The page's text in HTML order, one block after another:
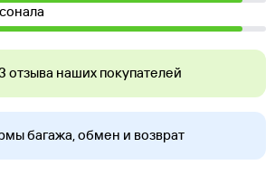
отзыва наших покупателей
багажа, обмен и возврат